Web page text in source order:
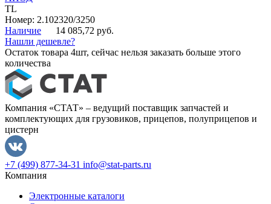
TL
Номер: 2.102320/3250
Наличие
14 085,72 руб.
Нашли дешевле?
Остаток товара 4шт, сейчас нельзя заказать больше этого
количества
Компания «СТАТ» – ведущий поставщик запчастей и
комплектующих для грузовиков, прицепов, полуприцепов и
цистерн
+7 (499) 877-34-31 info@stat-parts.ru
Компания
Электронные каталоги